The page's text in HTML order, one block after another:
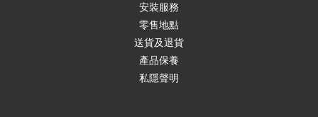
安裝服務
零售地點
送貨及退貨
產品保養
私隱聲明